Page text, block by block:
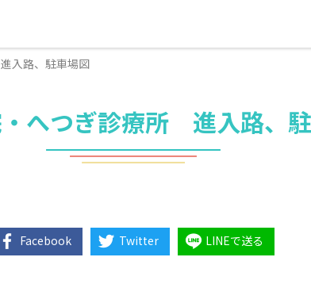
入路、駐車場図
へつぎ診療所 進入路、
Facebook Twitter LINEで送る